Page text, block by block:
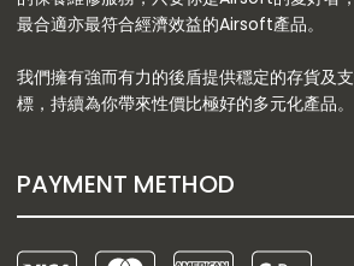
最合適亦最符合經濟效益的Airsoft產品。
我們擁有強而有力的後盾提供穩定的存貨及
標，持續為你帶來性價比極好的多元化產品。
PAYMENT METHOD